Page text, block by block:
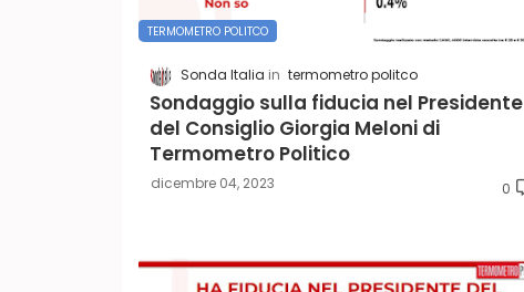
TERMOMETRO POLITCO
Sonda Italia termometro politco
Sondaggio sulla fiducia nel Presidente
del Consiglio Giorgia Meloni di
Termometro Politico
dicembre 04, 2023 0